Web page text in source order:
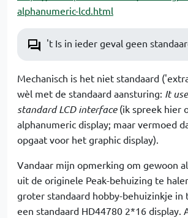
alphanumeric-lcd.html
't Is in ieder geval geen
Mechanisch is het niet standaard
wèl met de standaard aansturing: It
standard LCD interface(ik spreek hier
alphanumeric display; maar vermoed
opgaat voor het graphic display).
Vandaar mijn opmerking om gewoon
uit de originele Peak-behuizing te
groter standaard hobby-behuizinkje in
een standaard HD44780 2*16 display.